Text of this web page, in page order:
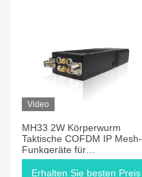
Video
MH33 2W Körperwurm
Taktische COFDM IP Mesh-
Funkgeräte für
Strafverfolgungsbehörden
Erhalten Sie besten Preis